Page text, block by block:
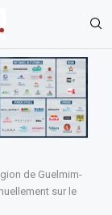
de Guelmim-
sur le